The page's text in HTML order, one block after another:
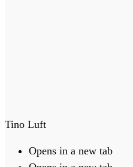
Tino Luft
Opens in a new tab